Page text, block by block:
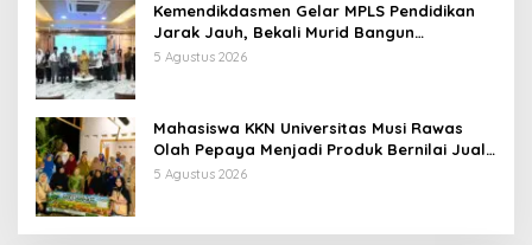
Kemendikdasmen Gelar MPLS Pendidikan
Jarak Jauh, Bekali Murid Bangun
Kemandirian Belajar
5 Agustus 2026
Mahasiswa KKN Universitas Musi Rawas
Olah Pepaya Menjadi Produk Bernilai Jual
Tinggi, Dorong UMKM Desa Air Satan
5 Agustus 2026